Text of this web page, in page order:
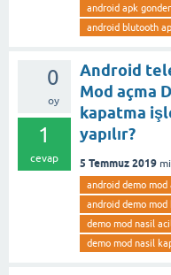
android apk
android blutooth
0
oy
1
cevap
Android
Mod açma
kapatma
yapılır?
5 Temmuz 2019
android demo mod
android demo mod
demo mod nasil
demo mod nasil